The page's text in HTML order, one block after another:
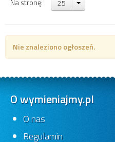
Na stronę: 25
Nie znaleziono ogłoszeń.
O wymieniajmy.pl
O nas
Regulamin